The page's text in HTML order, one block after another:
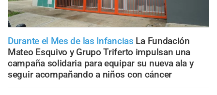
Durante el Mes de las Infancias La Fundación
Mateo Esquivo y Grupo Triferto impulsan una
campaña solidaria para equipar su nueva ala y
seguir acompañando a niños con cáncer